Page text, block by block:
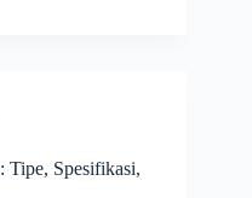
Tipe, Spesifikasi,